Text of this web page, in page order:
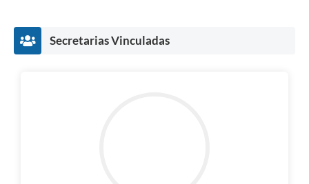
Secretarias Vinculadas